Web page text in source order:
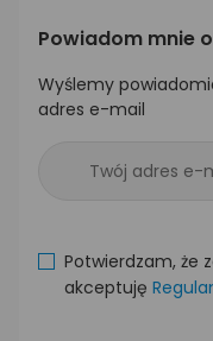
Powiadom mnie
Wyślemy
adres e-mail
Potwierdzam, że
akceptuję